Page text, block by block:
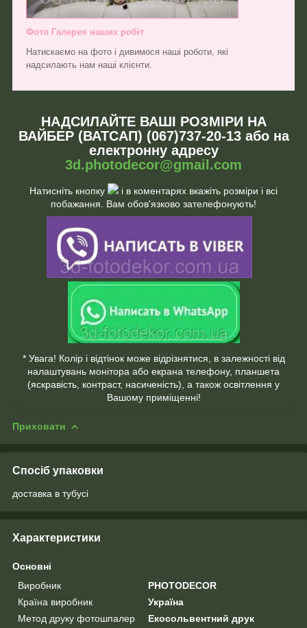
Фото Галерея наших робіт
Натискаємо на фото і дивимося наші роботи, які
надсилають нам наші клієнти.
НАДСИЛАЙТЕ ВАШІ РОЗМІРИ НА
ВАЙБЕР (ВАТСАП) (067)737-20-13 або на
електронну адресу
3d.photodecor@gmail.com
Натисніть кнопку
і в коментарях вкажіть розміри і всі
побажання. Вам обов'язково зателефонують!
* Увага! Колір і відтінок може відрізнятися, в залежності від
налаштувань монітора або екрана телефону, планшета
(яскравість, контраст, насиченість), а також освітлення у
Вашому приміщенні!
Приховати
Спосіб упаковки
доставка в тубусі
Характеристики
Основні
Виробник
PHOTODECOR
Країна виробник
Україна
Метод друку фотошпалер
Екосольвентний друк